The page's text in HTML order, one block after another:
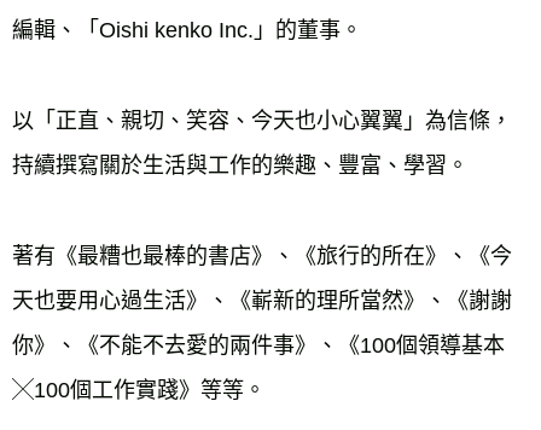
編輯、「Oishi kenko Inc.」的董事。
以「正直、親切、笑容、今天也小心翼翼」為信條，
持續撰寫關於生活與工作的樂趣、豐富、學習。
著有《最糟也最棒的書店》、《旅行的所在》、《今
天也要用心過生活》、《嶄新的理所當然》、《謝謝
你》、《不能不去愛的兩件事》、《100個領導基本